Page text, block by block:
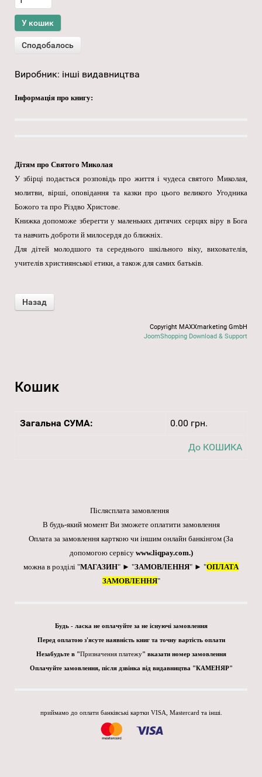
Виробник: інші видавництва
Інформація про книгу:
Дітям про Святого Миколая
У збірці подається розповідь про життя і чудеса святого Миколая,
молитви, вірші, оповідання та казки про цього великого Угодника
Божого та про Різдво Христове.
Книжка допоможе зберегти у маленьких дитячих серцях віру в Бога
та навчить доброти й милосердя до ближніх.
Для дітей молодшого та середнього шкільного віку, вихователів,
учителів християнської етики, а також для самих батьків.
Copyright MAXXmarketing GmbH
JoomShopping Download & Support
Кошик
Загальна СУМА: 0.00 грн.
До КОШИКА
Післясплата замовлення
В будь-який момент Ви зможете оплатити замовлення
Оплата за замовлення карткою чи іншим онлайн банкінгом (За
допомогою сервісу www.liqpay.com.)
можна в розділі "МАГАЗИН" ► "ЗАМОВЛЕННЯ" ► "ОПЛАТА
ЗАМОВЛЕННЯ"
Будь - ласка не оплачуйте за не існуючі замовлення
Перед оплатою з'ясуте наявність книг та точну вартість оплати
Незабудьте в "Призначення платежу" вказати номер замовлення
Оплачуйте замовлення, після дзвінка від видавництва "КАМЕНЯР"
приймамо до оплати банківські картки VISA, Mastercard та інші.